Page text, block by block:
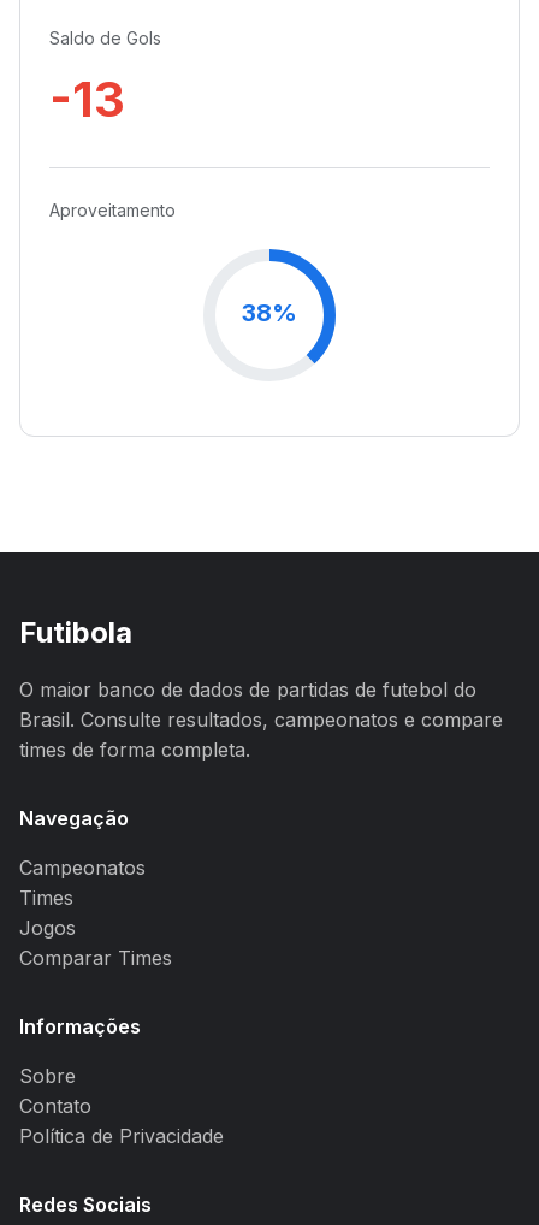
Saldo de Gols
-13
Aproveitamento
38%
Futibola
O maior banco de dados de partidas de futebol do
Brasil. Consulte resultados, campeonatos e compare
times de forma completa.
Navegação
Campeonatos
Times
Jogos
Comparar Times
Informações
Sobre
Contato
Política de Privacidade
Redes Sociais